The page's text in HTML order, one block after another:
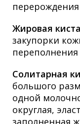
перерождения
Жировая киста
закупорки
Солитарная
большого
одной
округлая,
заполненная